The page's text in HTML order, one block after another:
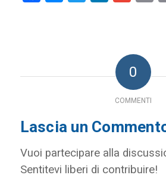
0
COMMENTI
Lascia un
Vuoi partecipare alla
Sentitevi liberi di contribuire!